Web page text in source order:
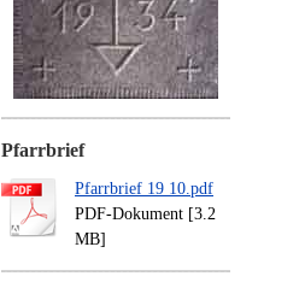
Pfarrbrief
Pfarrbrief 19 10.pdf
PDF-Dokument [3.2
MB]